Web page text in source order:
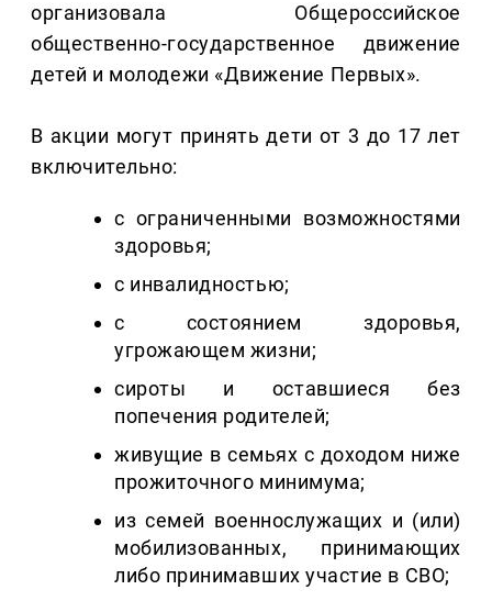
организовала Общероссийское
общественно-государственное движение
детей и молодежи «Движение Первых».
В акции могут принять дети от 3 до 17 лет
включительно:
с ограниченными возможностями
здоровья;
с инвалидностью;
с состоянием здоровья,
угрожающем жизни;
сироты и оставшиеся без
попечения родителей;
живущие в семьях с доходом ниже
прожиточного минимума;
из семей военнослужащих и (или)
мобилизованных, принимающих
либо принимавших участие в СВО;